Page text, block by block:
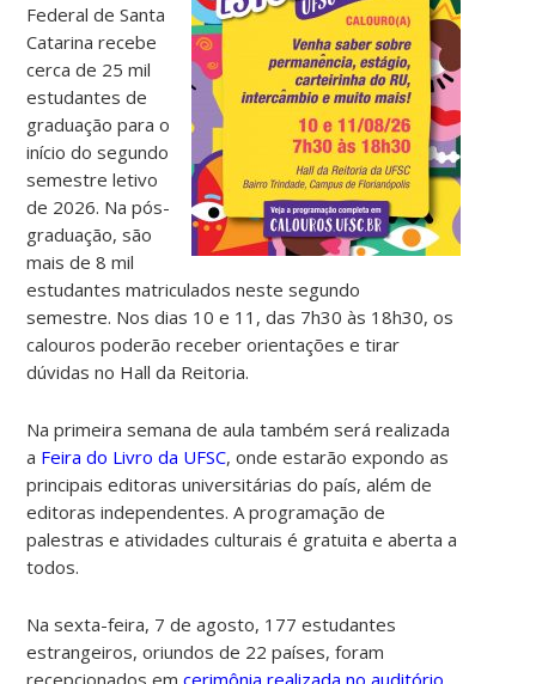
Federal de Santa
Catarina recebe
cerca de 25 mil
estudantes de
graduação para o
início do segundo
semestre letivo
de 2026. Na pós-
graduação, são
mais de 8 mil
estudantes matriculados neste segundo
semestre. Nos dias 10 e 11, das 7h30 às 18h30, os
calouros poderão receber orientações e tirar
dúvidas no Hall da Reitoria.
Na primeira semana de aula também será realizada
a Feira do Livro da UFSC, onde estarão expondo as
principais editoras universitárias do país, além de
editoras independentes. A programação de
palestras e atividades culturais é gratuita e aberta a
todos.
Na sexta-feira, 7 de agosto, 177 estudantes
estrangeiros, oriundos de 22 países, foram
recepcionados emcerimônia realizada no auditório